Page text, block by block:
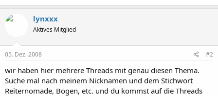
lynxxx
Aktives Mitglied
05. Dez. 2008 #2
wir haben hier mehrere Threads mit genau diesen Thema.
Suche mal nach meinem Nicknamen und dem Stichwort
Reiternomade, Bogen, etc. und du kommst auf die Threads